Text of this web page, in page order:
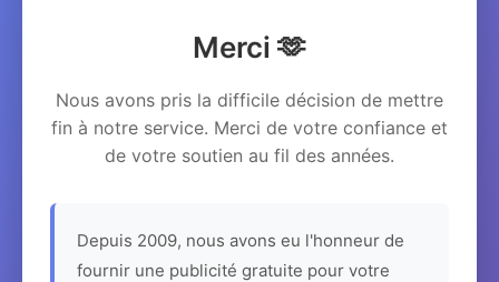
Merci 🫶
Nous avons pris la difficile décision de mettre
fin à notre service. Merci de votre confiance et
de votre soutien au fil des années.
Depuis 2009, nous avons eu l'honneur de
fournir une publicité gratuite pour votre